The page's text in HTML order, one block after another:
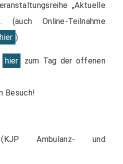
„Aktuelle
(auch Online-Teilnahme
hier )
hier
zum Tag der offenen
Besuch!
Ambulanz- und